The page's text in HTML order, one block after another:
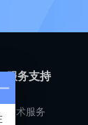
服务支持
技术服务